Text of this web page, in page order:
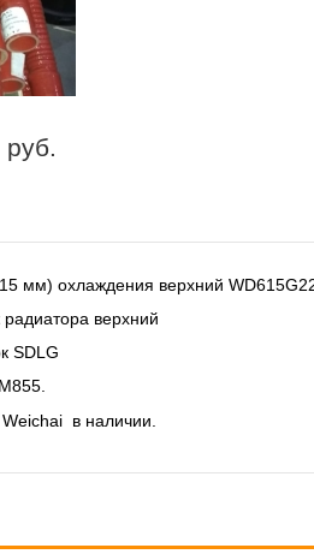
руб.
мм) охлаждения верхний
верхний
SDLG
в наличии.